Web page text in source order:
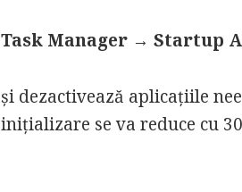
Task Manager → Startup
și dezactivează aplicațiile
inițializare se va reduce cu